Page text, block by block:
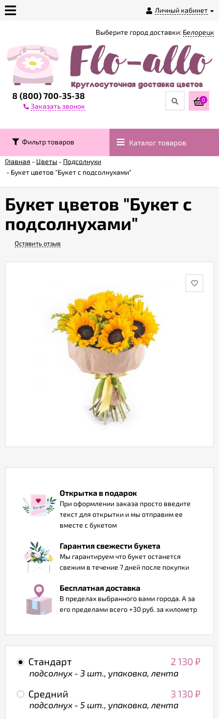
Личный кабинет
магазине
Доставка
Контакты
Возврат
Гарантии
Акции
8 (800) 700-35-38
Заказать звонок
Выберите город доставки: Белорецк
0
Фильтр товаров Каталог товаров
Главная - Цветы - Подсолнухи
- Букет цветов "Букет с подсолнухами"
Букет цветов "Букет с
подсолнухами"
Оставить отзыв
Открытка в подарок
При оформлении заказа просто введите
текст для открытки и мы отправим ее
вместе с букетом
Гарантия свежести букета
Мы гарантируем что букет останется
свежим в течение 7 дней после покупки
Бесплатная доставка
В пределах выбранного вами города. А за
его пределами всего +30 руб. за километр
Стандарт 2 130 ₽
подсолнух - 3 шт., упаковка, лента
Средний 3 130 ₽
подсолнух - 5 шт., упаковка, лента